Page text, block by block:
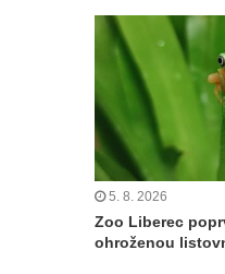
5. 8. 2026
Zoo Liberec
ohroženou